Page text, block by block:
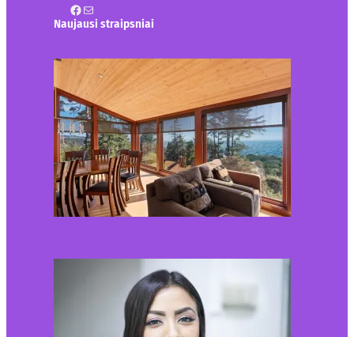
Facebook Mail
Naujausi straipsniai
Kur nusipirkti medines
žaliuzes Klaipėdoje?
2026-08-01
Kaip miegamojo
atmosfera veikia odos
senėjimą?
2026-06-01